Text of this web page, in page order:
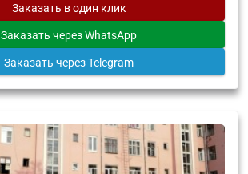
Заказать в один клик
Заказать через WhatsApp
Заказать через Telegram